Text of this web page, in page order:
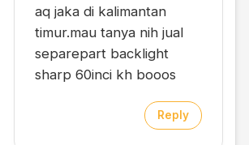
aq jaka di kalimantan
timur.mau tanya nih jual
separepart backlight
sharp 60inci kh booos
Reply